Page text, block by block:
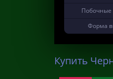
Побочные
Форма
Купить